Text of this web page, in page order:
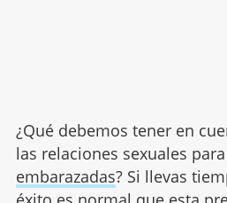
¿Qué debemos tener en
las relaciones sexuales para
embarazadas? Si llevas